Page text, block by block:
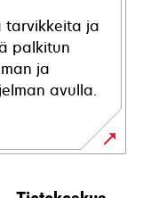
tarvikkeita ja
palkitun
ja
avulla.